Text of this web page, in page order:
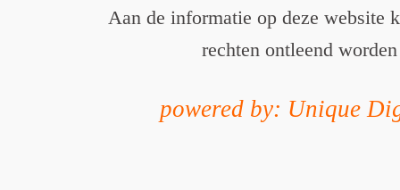
Aan de informatie op deze website
rechten ontleend worden
powered by: Unique